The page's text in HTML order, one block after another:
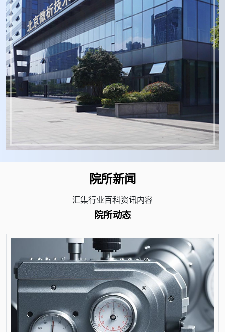
院所新闻
汇集行业百科资讯内容
院所动态